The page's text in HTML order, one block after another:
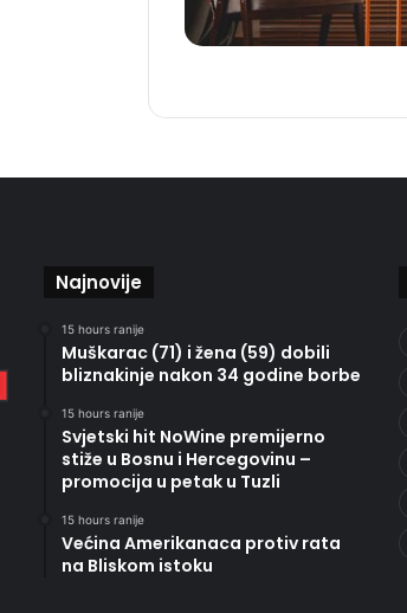
Najnovije
15 hours ranije
Muškarac (71) i žena (59) dobili
bliznakinje nakon 34 godine borbe
15 hours ranije
Svjetski hit NoWine premijerno
stiže u Bosnu i Hercegovinu –
promocija u petak u Tuzli
15 hours ranije
Većina Amerikanaca protiv rata
na Bliskom istoku